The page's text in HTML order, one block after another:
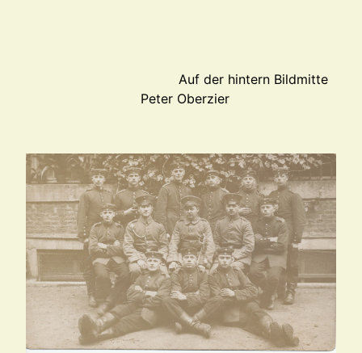
Auf der hintern Bildmitte
Peter Oberzier